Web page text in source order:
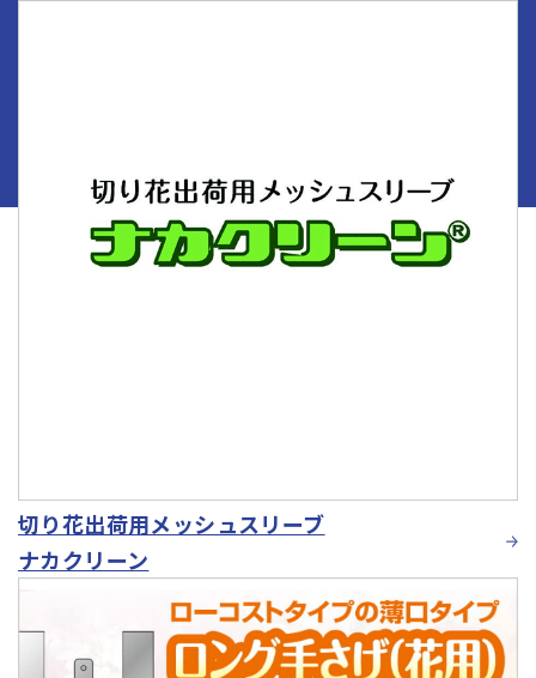
切り花出荷用メッシュスリーブ
ナカクリーン